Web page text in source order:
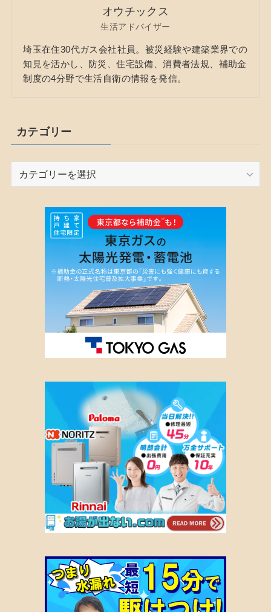
オウチックス
生活アドバイザー
埼玉在住30代ガス会社社員。被災経験や建築業界での
知見を活かし、防災、住宅設備、消費者法規、補助金
制度の4分野で生活自衛の情報を発信。
カテゴリー